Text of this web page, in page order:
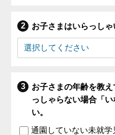
お子さまはいらっしゃ
お子さまの年齢を教
っしゃらない場合「
い。
通園していない未就学